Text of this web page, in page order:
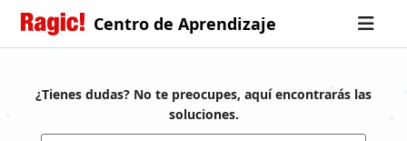
Centro de Aprendizaje
¿Tienes dudas? No te preocupes, aquí encontrarás las
soluciones.